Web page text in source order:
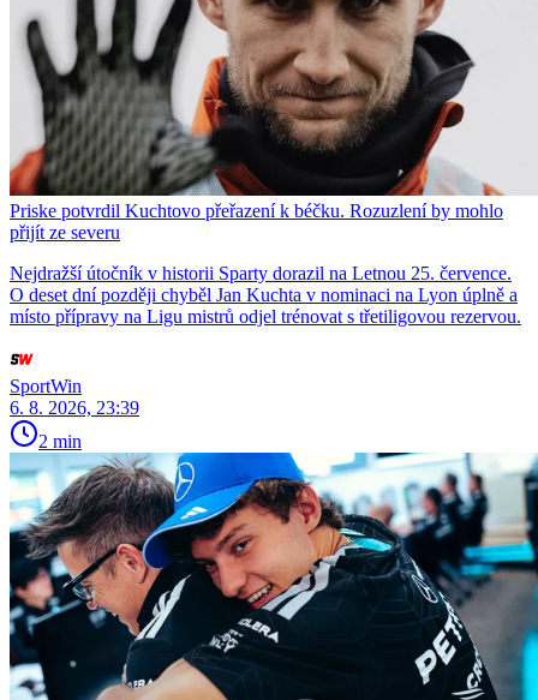
Priske potvrdil Kuchtovo přeřazení k béčku. Rozuzlení by mohlo
přijít ze severu
Nejdražší útočník v historii Sparty dorazil na Letnou 25. července.
O deset dní později chyběl Jan Kuchta v nominaci na Lyon úplně a
místo přípravy na Ligu mistrů odjel trénovat s třetiligovou rezervou.
SportWin
6. 8. 2026, 23:39
2 min